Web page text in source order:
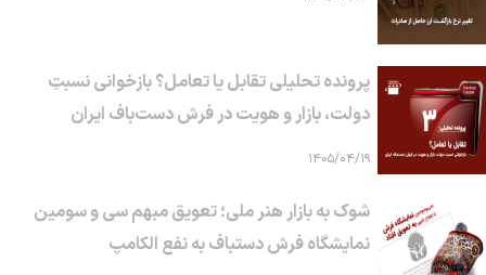
پرونده تحلیلی تقابل یا تعامل؟ بازخوانی نسبتِ
دولت، بازار و هویت در فرش دست‌باف ایران
۱۴۰۵/۰۴/۱۹
شوک به بازار هنر ملی؛ تعویق مبهم سی و سومین
نمایشگاه فرش دستباف به نفع الکامپ